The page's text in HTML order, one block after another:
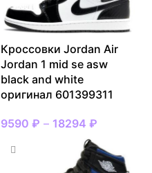
Кроссовки Jordan Air
Jordan 1 mid se asw
black and white
оригинал 601399311
9590 ₽ – 18294 ₽